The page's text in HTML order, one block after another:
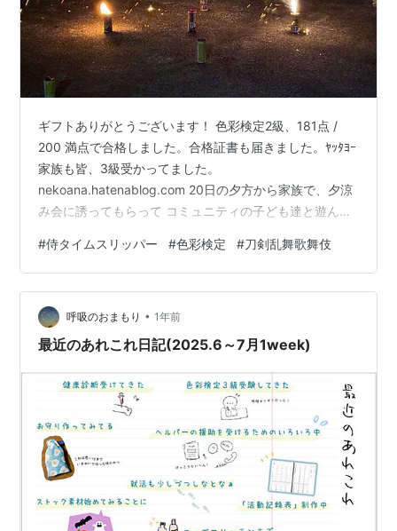
ギフトありがとうございます！ 色彩検定2級、181点 /
200 満点で合格しました。合格証書も届きました。ﾔｯﾀﾖｰ
家族も皆、3級受かってました。
nekoana.hatenablog.com 20日の夕方から家族で、夕涼
み会に誘ってもらって コミュニティの子ども達と遊んで
#侍タイムスリッパー #色彩検定 #刀剣乱舞歌舞伎
呼吸のおまもり • 1年前
最近のあれこれ日記(2025.6～7月1week)